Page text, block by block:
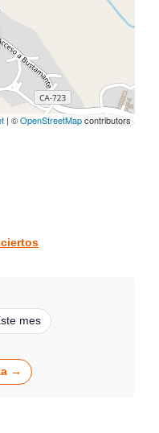
| ©OpenStreetMapcontributors
mes
→